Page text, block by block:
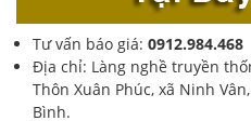
Tư vấn báo giá: 0912.984.468
Địa chỉ: Làng nghề truyền
Thôn Xuân Phúc, xã Ninh
Bình.